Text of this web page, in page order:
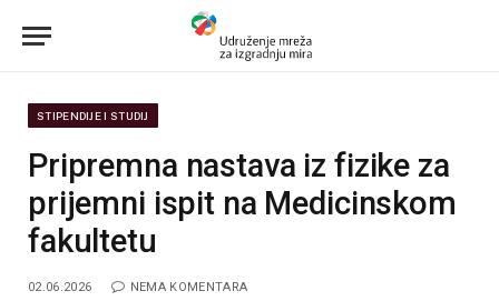
STIPENDIJE I STUDIJ
Pripremna nastava iz fizike za
prijemni ispit na Medicinskom
fakultetu
02.06.2026 NEMA KOMENTARA